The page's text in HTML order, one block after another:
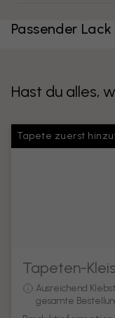
Passender Lack
Hast du alles,
Tapete zuerst
Tapeten-
Ausreichend
gesamte